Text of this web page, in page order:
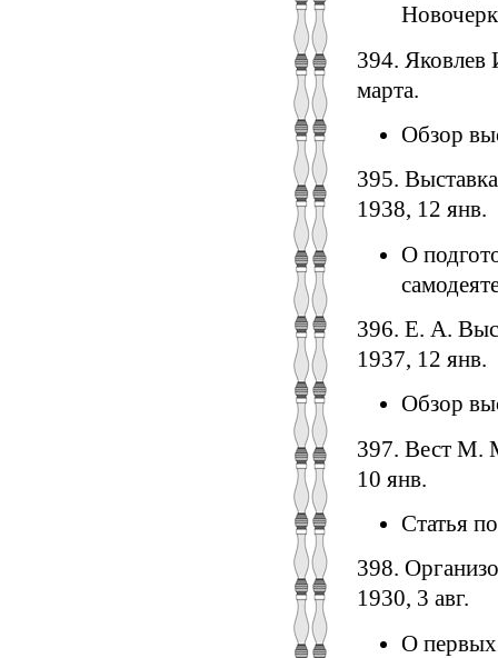
394. Яковлев
марта.
Обзор
395.
1938, 12 янв.
О
396. Е. А.
1937, 12 янв.
Обзор
397. Вест М.
10 янв.
Статья
398.
1930, 3 авг.
О первых